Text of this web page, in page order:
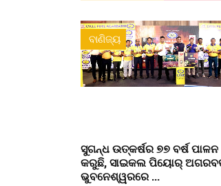
ବାଣିଜ୍ୟ
ସୁଗନ୍ଧ ଉତ୍କର୍ଷର ୭୭ ବର୍ଷ ପାଳନ
କରୁଛି, ସାଇକଲ ପିୟୋର୍‌
ଭୁବନେଶ୍ୱରରେ ...